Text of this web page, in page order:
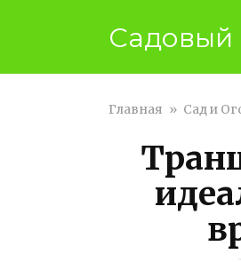
Садовый
Главная » Сад и